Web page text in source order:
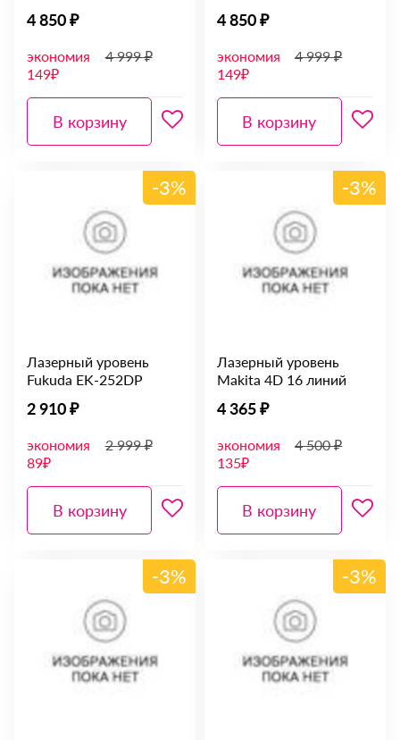
4 850 ₽
экономия
149₽
4 999 ₽
В корзину
4 850 ₽
экономия
149₽
4 999 ₽
В корзину
-3%
Лазерный уровень
Fukuda EK-252DP
2 910 ₽
экономия
89₽
2 999 ₽
В корзину
-3%
Лазерный уровень
Makita 4D 16 линий
4 365 ₽
экономия
135₽
4 500 ₽
В корзину
-3% -3%